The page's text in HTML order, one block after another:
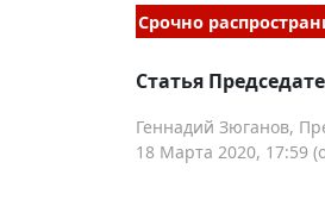
Срочно
Статья
Геннадий Зюганов,
18 Марта 2020, 17:59